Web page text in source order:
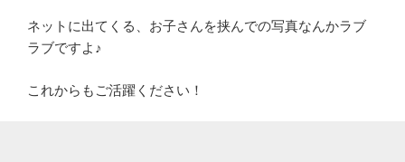
ネットに出てくる、お子さんを挟んでの写真なんかラブ
ラブですよ♪
これからもご活躍ください！